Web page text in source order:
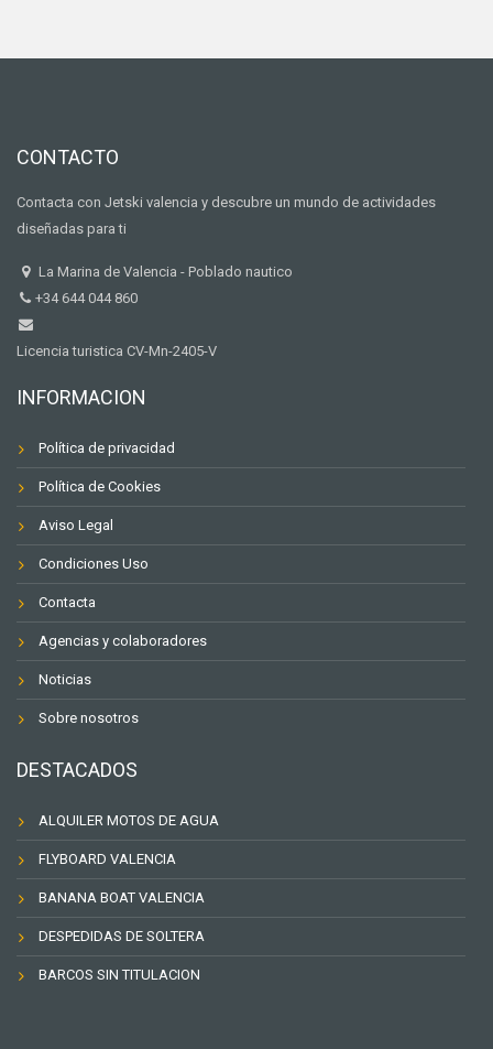
CONTACTO
Contacta con Jetski valencia y descubre un mundo de actividades
diseñadas para ti
La Marina de Valencia - Poblado nautico
+34 644 044 860
Licencia turistica CV-Mn-2405-V
INFORMACION
Política de privacidad
Política de Cookies
Aviso Legal
Condiciones Uso
Contacta
Agencias y colaboradores
Noticias
Sobre nosotros
DESTACADOS
ALQUILER MOTOS DE AGUA
FLYBOARD VALENCIA
BANANA BOAT VALENCIA
DESPEDIDAS DE SOLTERA
BARCOS SIN TITULACION